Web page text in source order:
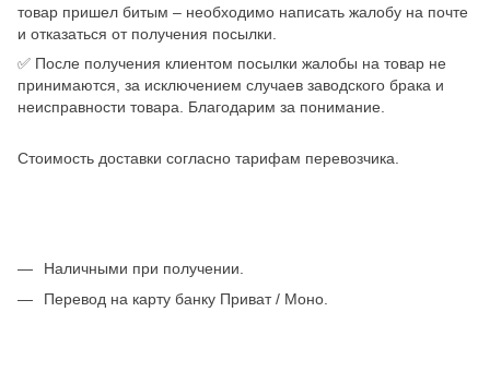
товар пришел битым – необходимо написать жалобу на почте
и отказаться от получения посылки.
✅ После получения клиентом посылки жалобы на товар не
принимаются, за исключением случаев заводского брака и
неисправности товара. Благодарим за понимание.
Стоимость доставки согласно тарифам перевозчика.
Наличными при получении.
Перевод на карту банку Приват / Моно.